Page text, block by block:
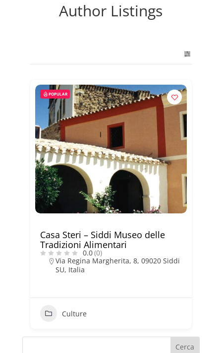
Author Listings
POPULAR
Casa Steri – Siddi Museo delle
Tradizioni Alimentari
0.0(0)
Via Regina Margherita, 8, 09020 Siddi
SU, Italia
Culture
Cerca